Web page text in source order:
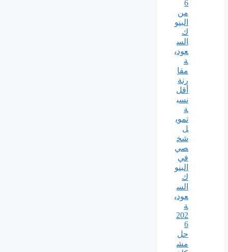
6
من
البنو
ك
الس
عودي
ة
مقا
رنة
أقل
نسب
ة
تموي
ل
شخ
صي
في
البنو
ك
الس
عودي
ة
202
6
حل
مش